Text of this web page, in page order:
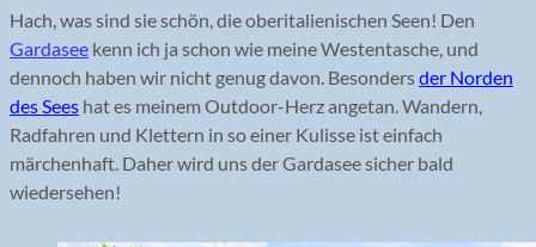
Hach, was sind sie schön, die oberitalienischen Seen! Den
Gardasee kenn ich ja schon wie meine Westentasche, und
dennoch haben wir nicht genug davon. Besondersder Norden
des Sees hat es meinem Outdoor-Herz angetan. Wandern,
Radfahren und Klettern in so einer Kulisse ist einfach
märchenhaft. Daher wird uns der Gardasee sicher bald
wiedersehen!